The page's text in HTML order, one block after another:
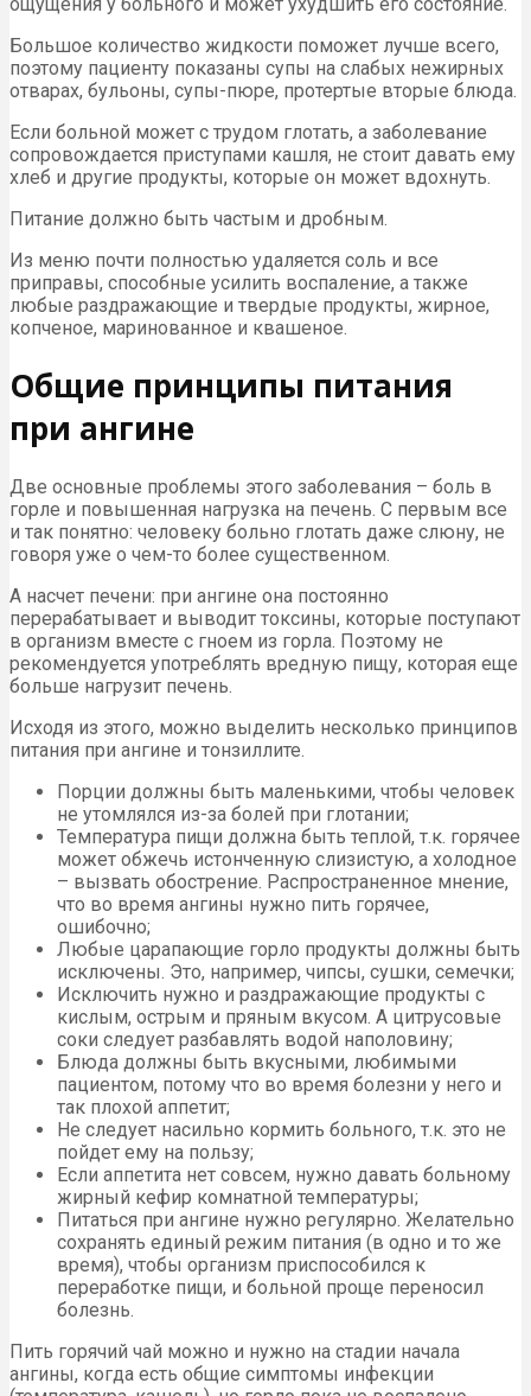
Большое количество жидкости поможет лучше всего,
поэтому пациенту показаны супы на слабых нежирных
отварах, бульоны, супы-пюре, протертые вторые блюда.
Если больной может с трудом глотать, а заболевание
сопровождается приступами кашля, не стоит давать ему
хлеб и другие продукты, которые он может вдохнуть.
Питание должно быть частым и дробным.
Из меню почти полностью удаляется соль и все
приправы, способные усилить воспаление, а также
любые раздражающие и твердые продукты, жирное,
копченое, маринованное и квашеное.
Общие принципы питания
при ангине
Две основные проблемы этого заболевания – боль в
горле и повышенная нагрузка на печень. С первым все
и так понятно: человеку больно глотать даже слюну, не
говоря уже о чем-то более существенном.
А насчет печени: при ангине она постоянно
перерабатывает и выводит токсины, которые поступают
в организм вместе с гноем из горла. Поэтому не
рекомендуется употреблять вредную пищу, которая еще
больше нагрузит печень.
Исходя из этого, можно выделить несколько принципов
питания при ангине и тонзиллите.
Порции должны быть маленькими, чтобы человек
не утомлялся из-за болей при глотании;
Температура пищи должна быть теплой, т.к. горячее
может обжечь истонченную слизистую, а холодное
– вызвать обострение. Распространенное мнение,
что во время ангины нужно пить горячее,
ошибочно;
Любые царапающие горло продукты должны быть
исключены. Это, например, чипсы, сушки, семечки;
Исключить нужно и раздражающие продукты с
кислым, острым и пряным вкусом. А цитрусовые
соки следует разбавлять водой наполовину;
Блюда должны быть вкусными, любимыми
пациентом, потому что во время болезни у него и
так плохой аппетит;
Не следует насильно кормить больного, т.к. это не
пойдет ему на пользу;
Если аппетита нет совсем, нужно давать больному
жирный кефир комнатной температуры;
Питаться при ангине нужно регулярно. Желательно
сохранять единый режим питания (в одно и то же
время), чтобы организм приспособился к
переработке пищи, и больной проще переносил
болезнь.
Пить горячий чай можно и нужно на стадии начала
ангины, когда есть общие симптомы инфекции